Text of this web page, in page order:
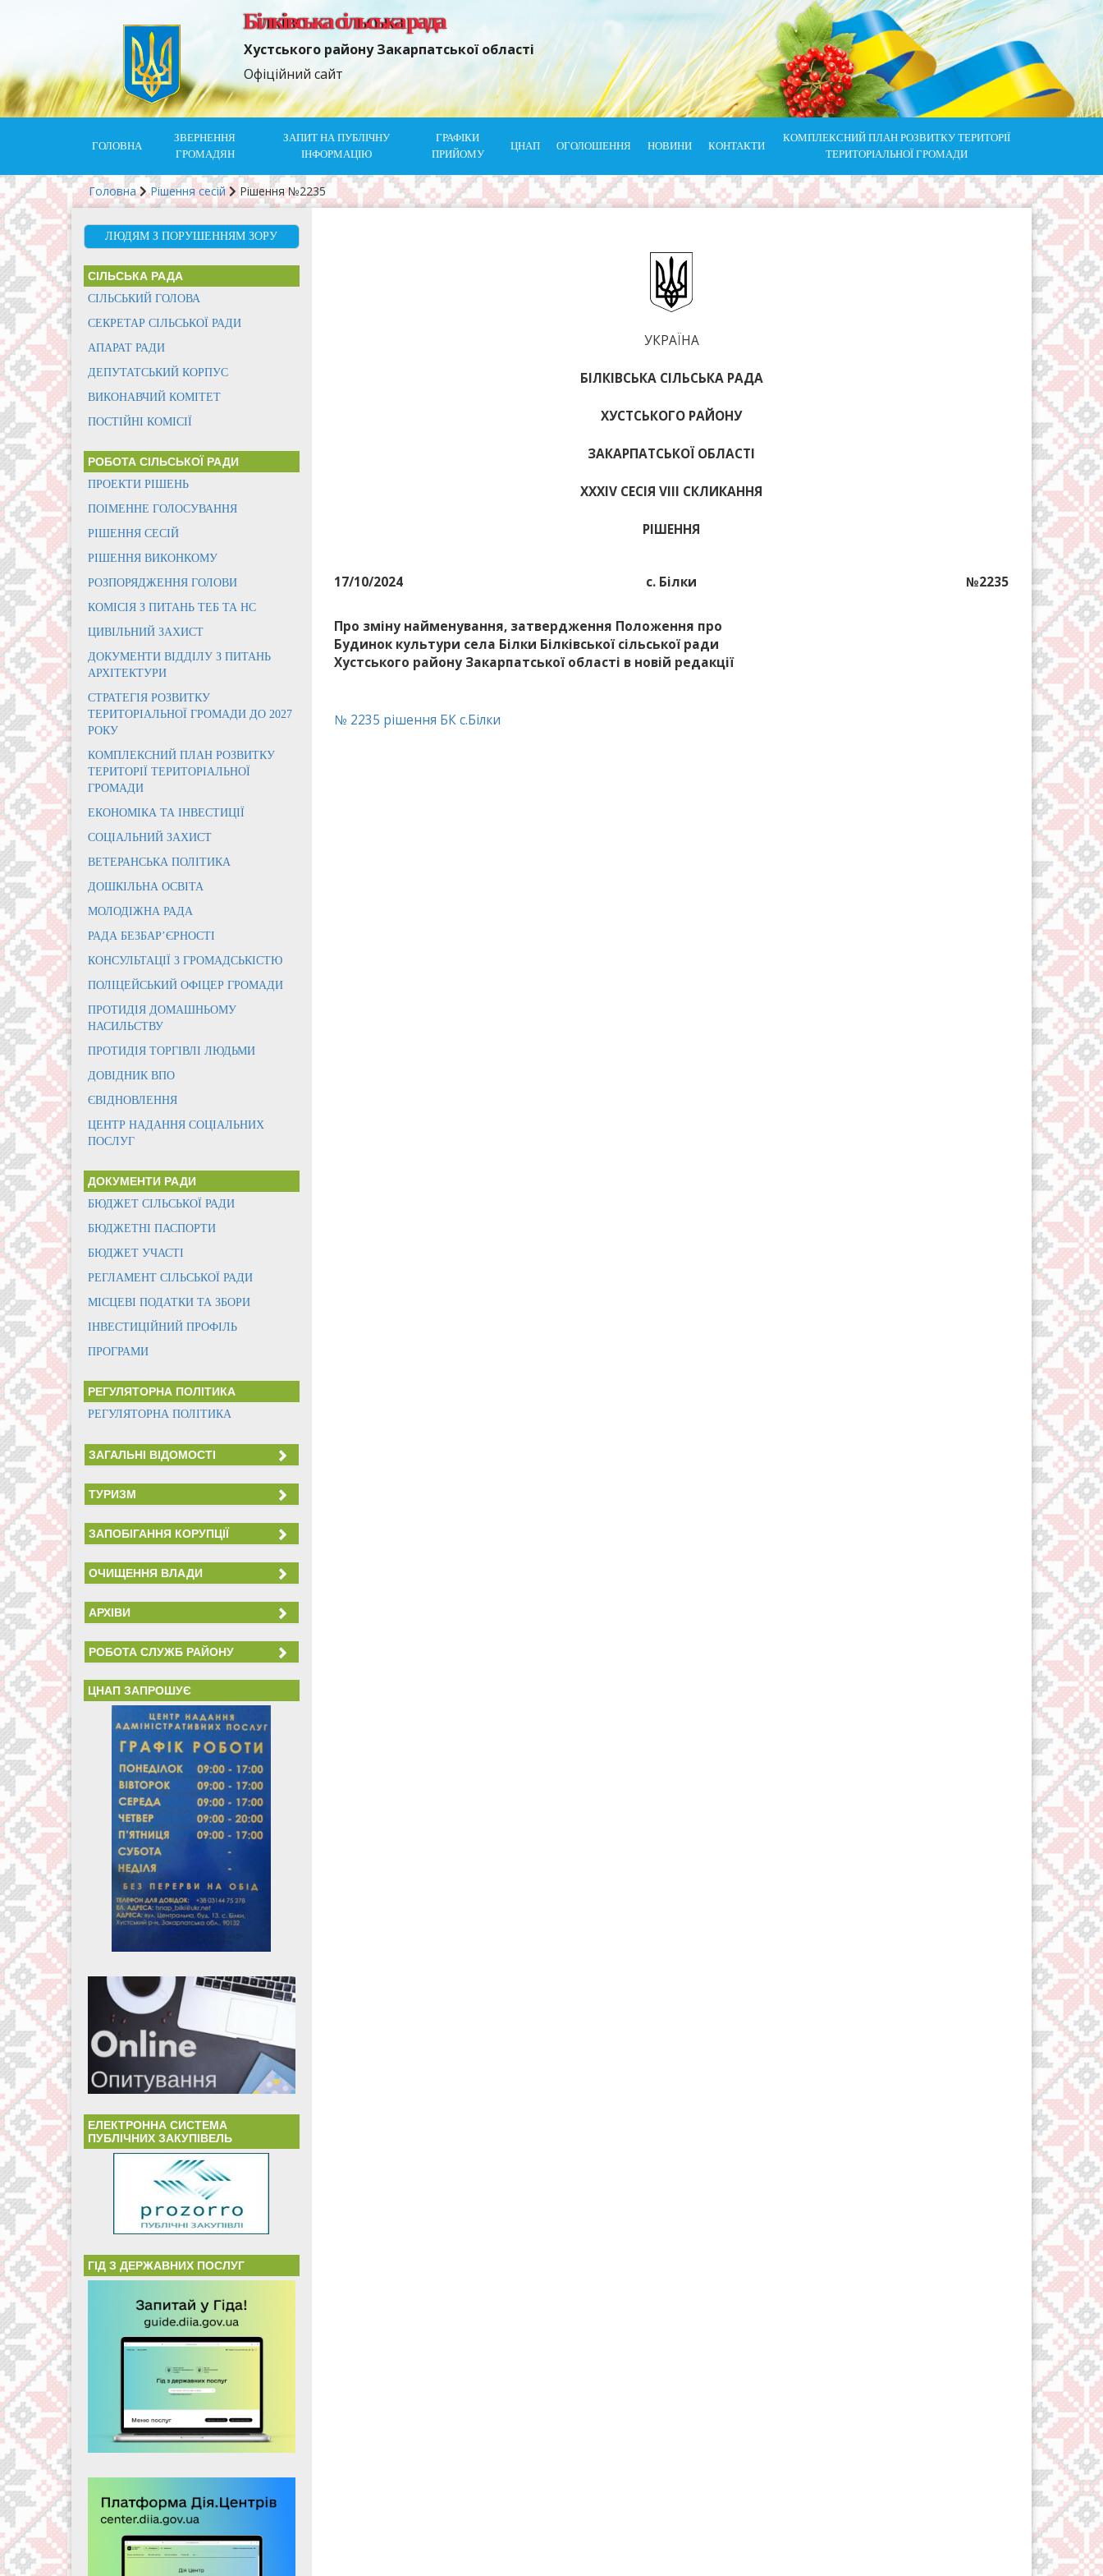
Білківська сільська рада
Хустського району Закарпатської області
Офіційний сайт
ГОЛОВНА
ЗВЕРНЕННЯ
ГРОМАДЯН
ЗАПИТ НА ПУБЛІЧНУ
ІНФОРМАЦІЮ
ГРАФІКИ
ПРИЙОМУ
ЦНАП ОГОЛОШЕННЯ НОВИНИ КОНТАКТИ
КОМПЛЕКСНИЙ ПЛАН РОЗВИТКУ ТЕРИТОРІЇ
ТЕРИТОРІАЛЬНОЇ ГРОМАДИ
Головна Рішення сесій Рішення №2235
ЛЮДЯМ З ПОРУШЕННЯМ ЗОРУ
СІЛЬСЬКА РАДА
СІЛЬСЬКИЙ ГОЛОВА
СЕКРЕТАР СІЛЬСЬКОЇ РАДИ
АПАРАТ РАДИ
ДЕПУТАТСЬКИЙ КОРПУС
ВИКОНАВЧИЙ КОМІТЕТ
ПОСТІЙНІ КОМІСІЇ
РОБОТА СІЛЬСЬКОЇ РАДИ
ПРОЕКТИ РІШЕНЬ
ПОІМЕННЕ ГОЛОСУВАННЯ
РІШЕННЯ СЕСІЙ
РІШЕННЯ ВИКОНКОМУ
РОЗПОРЯДЖЕННЯ ГОЛОВИ
КОМІСІЯ З ПИТАНЬ ТЕБ ТА НС
ЦИВІЛЬНИЙ ЗАХИСТ
ДОКУМЕНТИ ВІДДІЛУ З ПИТАНЬ
АРХІТЕКТУРИ
СТРАТЕГІЯ РОЗВИТКУ
ТЕРИТОРІАЛЬНОЇ ГРОМАДИ ДО 2027
РОКУ
КОМПЛЕКСНИЙ ПЛАН РОЗВИТКУ
ТЕРИТОРІЇ ТЕРИТОРІАЛЬНОЇ
ГРОМАДИ
ЕКОНОМІКА ТА ІНВЕСТИЦІЇ
СОЦІАЛЬНИЙ ЗАХИСТ
ВЕТЕРАНСЬКА ПОЛІТИКА
ДОШКІЛЬНА ОСВІТА
МОЛОДІЖНА РАДА
РАДА БЕЗБАР’ЄРНОСТІ
КОНСУЛЬТАЦІЇ З ГРОМАДСЬКІСТЮ
ПОЛІЦЕЙСЬКИЙ ОФІЦЕР ГРОМАДИ
ПРОТИДІЯ ДОМАШНЬОМУ
НАСИЛЬСТВУ
ПРОТИДІЯ ТОРГІВЛІ ЛЮДЬМИ
ДОВІДНИК ВПО
ЄВІДНОВЛЕННЯ
ЦЕНТР НАДАННЯ СОЦІАЛЬНИХ
ПОСЛУГ
ДОКУМЕНТИ РАДИ
БЮДЖЕТ СІЛЬСЬКОЇ РАДИ
БЮДЖЕТНІ ПАСПОРТИ
БЮДЖЕТ УЧАСТІ
РЕГЛАМЕНТ СІЛЬСЬКОЇ РАДИ
МІСЦЕВІ ПОДАТКИ ТА ЗБОРИ
ІНВЕСТИЦІЙНИЙ ПРОФІЛЬ
ПРОГРАМИ
РЕГУЛЯТОРНА ПОЛІТИКА
РЕГУЛЯТОРНА ПОЛІТИКА
ЗАГАЛЬНІ ВІДОМОСТІ
ТУРИЗМ
ЗАПОБІГАННЯ КОРУПЦІЇ
ОЧИЩЕННЯ ВЛАДИ
АРХІВИ
РОБОТА СЛУЖБ РАЙОНУ
ЦНАП ЗАПРОШУЄ
ЕЛЕКТРОННА СИСТЕМА
ПУБЛІЧНИХ ЗАКУПІВЕЛЬ
ГІД З ДЕРЖАВНИХ ПОСЛУГ
УКРАЇНА
БІЛКІВСЬКА СІЛЬСЬКА РАДА
ХУСТСЬКОГО РАЙОНУ
ЗАКАРПАТСЬКОЇ ОБЛАСТІ
ХХХІV СЕСІЯ VIII СКЛИКАННЯ
РІШЕННЯ
17/10/2024 с. Білки №2235
Про зміну найменування, затвердження Положення про
Будинок культури села Білки Білківської сільської ради
Хустського району Закарпатської області в новій редакції
№ 2235 рішення БК с.Білки